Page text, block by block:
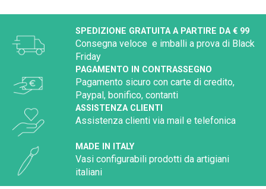
SPEDIZIONE GRATUITA A PARTIRE DA € 99
Consegna veloce e imballi a prova di Black
Friday
PAGAMENTO IN CONTRASSEGNO
Pagamento sicuro con carte di credito,
Paypal, bonifico, contanti
ASSISTENZA CLIENTI
Assistenza clienti via mail e telefonica
MADE IN ITALY
Vasi configurabili prodotti da artigiani
italiani